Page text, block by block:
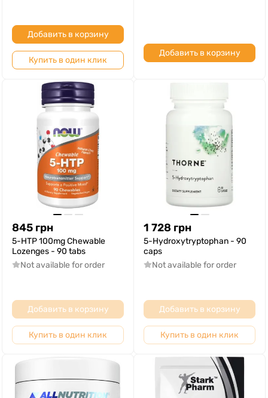
Добавить в корзину
Купить в один клик
Добавить в корзину
845 грн
5-HTP 100mg Chewable
Lozenges - 90 tabs
Not available for order
Добавить в корзину
Купить в один клик
1 728 грн
5-Hydroxytryptophan - 90
caps
Not available for order
Добавить в корзину
Купить в один клик